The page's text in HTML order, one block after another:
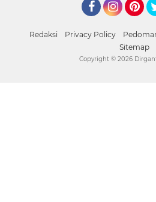
Redaksi Privacy Policy
Sitemap
Copyright © 2026